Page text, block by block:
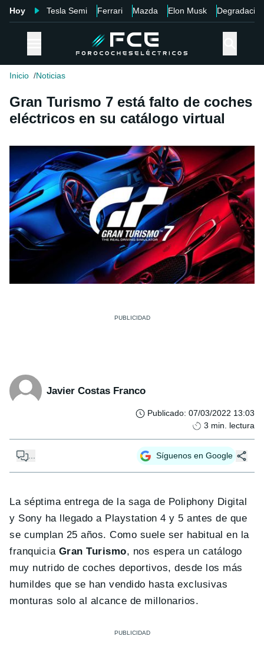
Hoy Tesla Semi Ferrari Mazda Elon Musk Degradación
Inicio Noticias
Gran Turismo 7 está falto de coches
eléctricos en su catálogo virtual
Javier Costas Franco
Publicado: 07/03/2022 13:03
3 min. lectura
... Síguenos en Google
La séptima entrega de la saga de Poliphony Digital
y Sony ha llegado a Playstation 4 y 5 antes de que
se cumplan 25 años. Como suele ser habitual en la
franquicia Gran Turismo, nos espera un catálogo
muy nutrido de coches deportivos, desde los más
humildes que se han vendido hasta exclusivas
monturas solo al alcance de millonarios.